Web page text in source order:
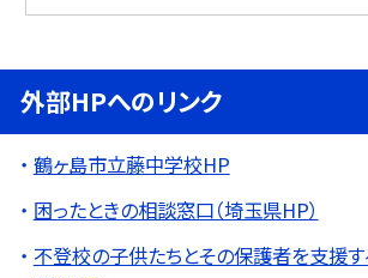
外部HPへのリンク
鶴ヶ島市立藤中学校HP
困ったときの相談窓口（埼玉県HP）
不登校の子供たちとその保護者を支援す